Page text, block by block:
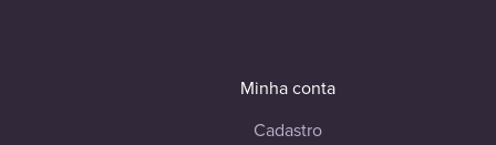
Minha conta
Cadastro